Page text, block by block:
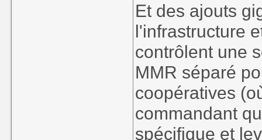
Et des ajouts
l'infrastructure
contrôlent une
MMR séparé
coopératives
commandant
spécifique et